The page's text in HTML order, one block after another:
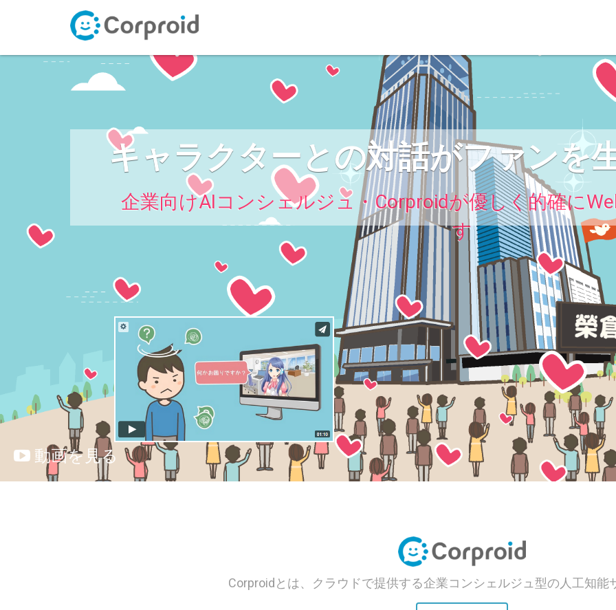
キャラクターとの対話がファンを
企業向けAIコンシェルジュ・Corproidが優しく的確に
す
Corproidとは、クラウドで提供する企業コンシェルジュ型の人工知能
動画を見る